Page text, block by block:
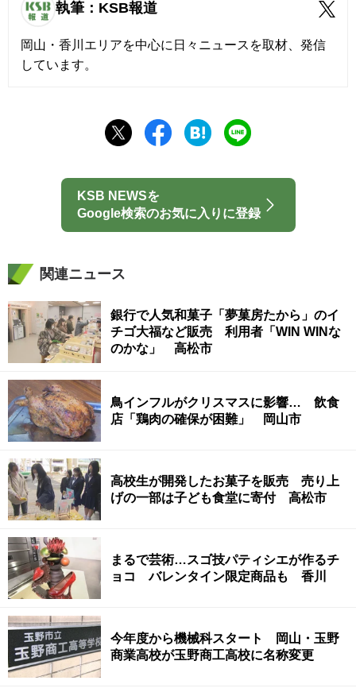
執筆：KSB報道
岡山・香川エリアを中心に日々ニュースを取材、発信
しています。
KSB NEWSを
Google検索のお気に入りに登録
関連ニュース
銀行で人気和菓子「夢菓房たから」のイ
チゴ大福など販売 利用者「WIN WINな
のかな」 高松市
鳥インフルがクリスマスに影響… 飲食
店「鶏肉の確保が困難」 岡山市
高校生が開発したお菓子を販売 売り上
げの一部は子ども食堂に寄付 高松市
まるで芸術…スゴ技パティシエが作るチ
ョコ バレンタイン限定商品も 香川
今年度から機械科スタート 岡山・玉野
商業高校が玉野商工高校に名称変更